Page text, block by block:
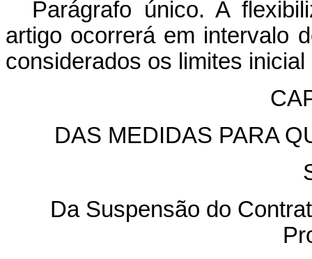
Parágrafo único. A
artigo ocorrerá em intervalo
considerados os limites
DAS MEDIDAS PARA
Da Suspensão do